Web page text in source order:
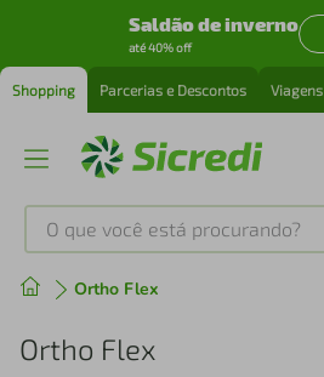
Saldão de inverno
até 40% off
Shopping Parcerias e Descontos Viagens
O que você está procurando?
Ortho Flex
Ortho Flex
Produtos mais buscados
1 tenis